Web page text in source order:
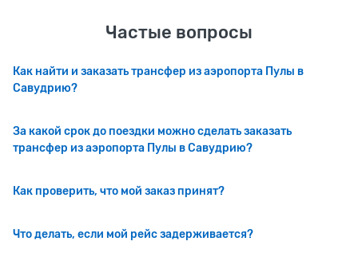
Частые вопросы
Как найти и заказать трансфер из аэропорта Пулы в
Савудрию?
За какой срок до поездки можно сделать заказать
трансфер из аэропорта Пулы в Савудрию?
Как проверить, что мой заказ принят?
Что делать, если мой рейс задерживается?